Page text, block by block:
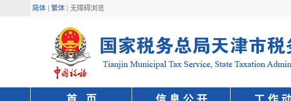
简体 | 繁体 无障碍浏览